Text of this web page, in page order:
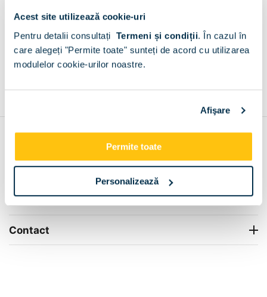
Acest site utilizează cookie-uri
Pentru detalii consultați Termeni și condiții. În cazul în
care alegeți "Permite toate" sunteți de acord cu utilizarea
modulelor cookie-urilor noastre.
Afişare
Permite toate
Personalizează
Odaeni
+
Info Center
Livrare
Contact